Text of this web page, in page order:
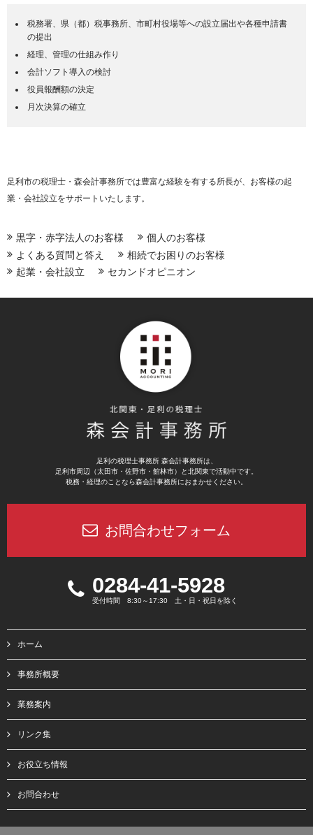
税務署、県（都）税事務所、市町村役場等への設立届出や各種申請書
の提出
経理、管理の仕組み作り
会計ソフト導入の検討
役員報酬額の決定
月次決算の確立
足利市の税理士・森会計事務所では豊富な経験を有する所長が、お客様の起
業・会社設立をサポートいたします。
黒字・赤字法人のお客様
個人のお客様
よくある質問と答え
相続でお困りのお客様
起業・会社設立
セカンドオピニオン
足利の税理士事務所 森会計事務所は、
足利市周辺（太田市・佐野市・館林市）と北関東で活動中です。
税務・経理のことなら森会計事務所におまかせください。
お問合わせフォーム
0284-41-5928
受付時間 8:30～17:30 土・日・祝日を除く
ホーム
事務所概要
業務案内
リンク集
お役立ち情報
お問合わせ